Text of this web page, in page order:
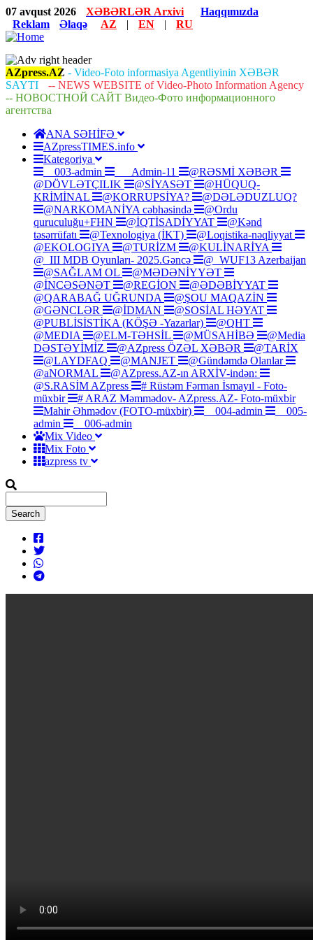
Skip
to
main
07 avqust 2026 XƏBƏRLƏR Arxivi
Haqqımızda
Reklam
Əlaqə AZ | EN | RU
AZpress.AZ - Video-Foto informasiya Agentliyinin XƏBƏR
SAYTI
-- NEWS WEBSITE of Video-Photo Information Agency
-- НОВОСТНОЙ САЙТ Видео-Фото информационного
агентства
Main
navigation
ANA SƏHİFƏ
AZpressTIMES.info
Kategoriya
__003-admin
___Admin-11
@RƏSMİ XƏBƏR
@DÖVLƏTÇILIK
@SİYASƏT
@HÜQUQ-
KRİMİNAL
@KORRUPSİYA?
@DƏLƏDUZLUQ?
@NARKOMANİYA cəbhəsində
@Ordu
quruculuğu+FHN
@İQTİSADİYYAT
@Kənd
təsərrüfatı
@Texnologiya (İKT)
@Loqistika-nəqliyyat
@EKOLOGIYA
@TURİZM
@KULİNARİYA
@_III MDB Oyunları- 2025.Gəncə
@_WUF13 Azerbaijan
@SAĞLAM OL
@MƏDƏNİYYƏT
@İNCƏSƏNƏT
@REGİON
@ƏDƏBİYYAT
@QARABAĞ UĞRUNDA
@ŞOU MAQAZİN
@GƏNCLƏR
@İDMAN
@SOSİAL HƏYAT
@PUBLİSİSTİKA (KÖŞƏ -Yazarlar)
@QHT
@MEDIA
@ELM-TƏHSİL @MÜSAHİBƏ
@Media
DƏSTƏYİMİZ
@AZpress ÖZƏL XƏBƏR
@TARİX
@LAYDFAQ
@MANJET
@Gündəmdə Olanlar
@aNORMAL
@AZpress.AZ-ın ARXİV-indən:
@S.RASİM AZpress
# Rüstəm Fərman İsmayıl - Foto-
müxbir
# ARAZ Məmmədov- AZpress.AZ- Foto-müxbir
Mahir Əhmədov (FOTO-müxbir)
__004-admin
__005-
admin
__006-admin
Mix Video
Mix Foto
azpress tv